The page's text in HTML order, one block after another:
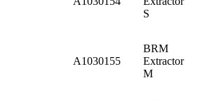
S
A1030155
BRM
Extractor
M